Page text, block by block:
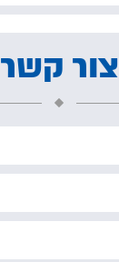
צור קשר